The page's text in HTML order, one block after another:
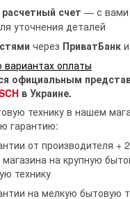
счет — с вами
уточнения деталей
через ПриватБанк и
вариантах оплаты
официальным
в Украине.
технику в нашем
гарантию:
от производителя +
на крупную
технику
на мелкую бытовую